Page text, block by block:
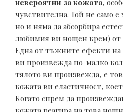
невероятни за кожата,
чувствителна. Той не само
но и няма да абсорбира
любимия ви нощен крем) от
Една от тъжните ефекти на
ви произвежда по-малко
тялото ви произвежда, е
кожата ви еластичност,
Когато спрем да